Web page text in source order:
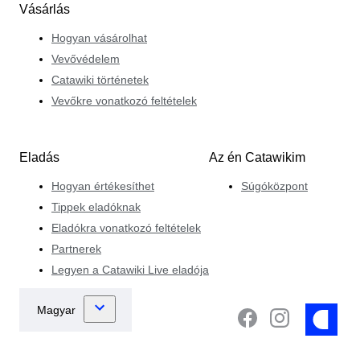
Vásárlás
Hogyan vásárolhat
Vevővédelem
Catawiki történetek
Vevőkre vonatkozó feltételek
Eladás
Hogyan értékesíthet
Tippek eladóknak
Eladókra vonatkozó feltételek
Partnerek
Legyen a Catawiki Live eladója
Az én Catawikim
Súgóközpont